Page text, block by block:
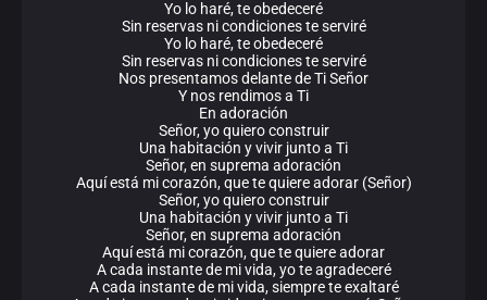
Yo lo haré, te obedeceré
Sin reservas ni condiciones te serviré
Yo lo haré, te obedeceré
Sin reservas ni condiciones te serviré
Nos presentamos delante de Ti Señor
Y nos rendimos a Ti
En adoración
Señor, yo quiero construir
Una habitación y vivir junto a Ti
Señor, en suprema adoración
Aquí está mi corazón, que te quiere adorar (Señor)
Señor, yo quiero construir
Una habitación y vivir junto a Ti
Señor, en suprema adoración
Aquí está mi corazón, que te quiere adorar
A cada instante de mi vida, yo te agradeceré
A cada instante de mi vida, siempre te exaltaré